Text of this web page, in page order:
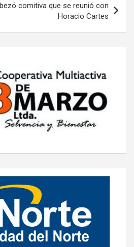
comitiva que se reunió con
Horacio Cartes